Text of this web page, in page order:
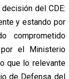
del CDE:
y estando por
comprometido
el Ministerio
que lo relevante
de Defensa del